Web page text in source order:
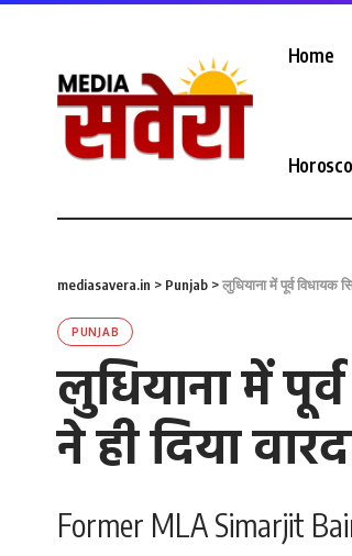
Home
mediasavera.in > Punjab >लुधियाना में पूर्व विधायक
PUNJAB
लुधियाना में
ने ही दिया
Former MLA Simarjit